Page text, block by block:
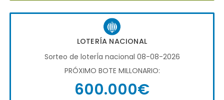
LOTERÍA NACIONAL
Sorteo de loterÍa nacional 08-08-2026
PRÓXIMO BOTE MILLONARIO:
600.000€